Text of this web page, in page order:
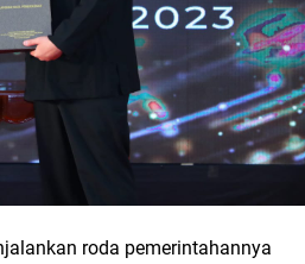
roda pemerintahannya